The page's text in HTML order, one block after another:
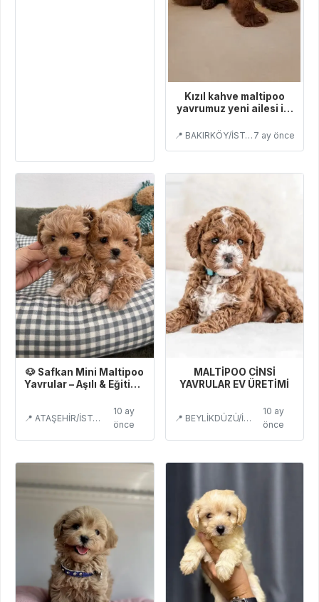
Kızıl kahve maltipoo
yavrumuz yeni ailesi ile
📍 BAKIRKÖY/İSTANBUL 7 ay önce
🐶 Safkan Mini Maltipoo
Yavrular – Aşılı & Eğitimli
📍 ATAŞEHİR/İSTANBUL
10 ay
önce
MALTİPOO CİNSİ
YAVRULAR EV ÜRETİMİ
📍 BEYLİKDÜZÜ/İSTANBUL
10 ay
önce